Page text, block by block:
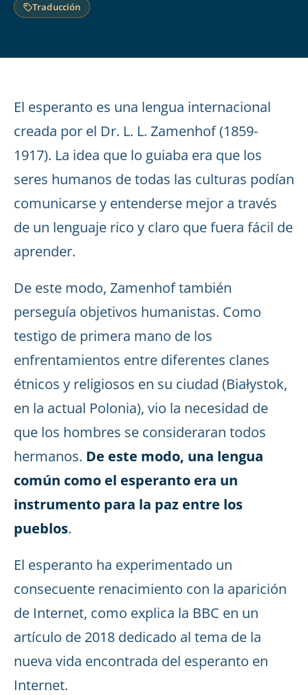
Traducción
El esperanto es una lengua internacional
creada por el Dr. L. L. Zamenhof (1859-
1917). La idea que lo guiaba era que los
seres humanos de todas las culturas podían
comunicarse y entenderse mejor a través
de un lenguaje rico y claro que fuera fácil de
aprender.
De este modo, Zamenhof también
perseguía objetivos humanistas. Como
testigo de primera mano de los
enfrentamientos entre diferentes clanes
étnicos y religiosos en su ciudad (Białystok,
en la actual Polonia), vio la necesidad de
que los hombres se consideraran todos
hermanos. De este modo, una lengua
común como el esperanto era un
instrumento para la paz entre los
pueblos.
El esperanto ha experimentado un
consecuente renacimiento con la aparición
de Internet, como explica la BBC en un
artículo de 2018 dedicado al tema de la
nueva vida encontrada del esperanto en
Internet.